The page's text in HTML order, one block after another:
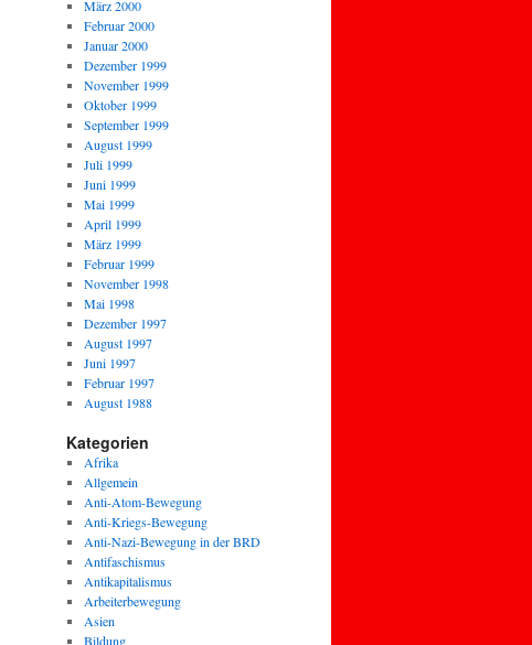
März 2000
Februar 2000
Januar 2000
Dezember 1999
November 1999
Oktober 1999
September 1999
August 1999
Juli 1999
Juni 1999
Mai 1999
April 1999
März 1999
Februar 1999
November 1998
Mai 1998
Dezember 1997
August 1997
Juni 1997
Februar 1997
August 1988
Kategorien
Afrika
Allgemein
Anti-Atom-Bewegung
Anti-Kriegs-Bewegung
Anti-Nazi-Bewegung in der BRD
Antifaschismus
Antikapitalismus
Arbeiterbewegung
Asien
Bildung